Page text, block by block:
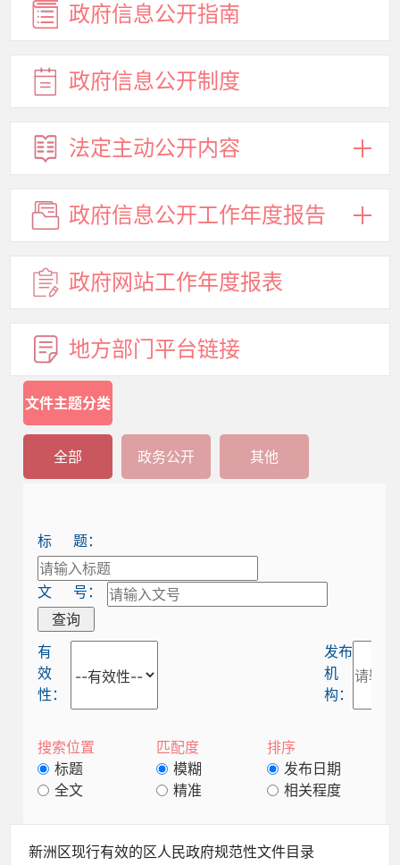
政府信息公开指南
政府信息公开制度
法定主动公开内容
政府信息公开工作年度报告
政府网站工作年度报表
地方部门平台链接
文件主题分类
全部 政务公开 其他
标 题：
文 号：
查询
有
效
性：
发布
机
构：
搜索位置
标题
全文
匹配度
模糊
精准
排序
发布日期
相关程度
新洲区现行有效的区人民政府规范性文件目录